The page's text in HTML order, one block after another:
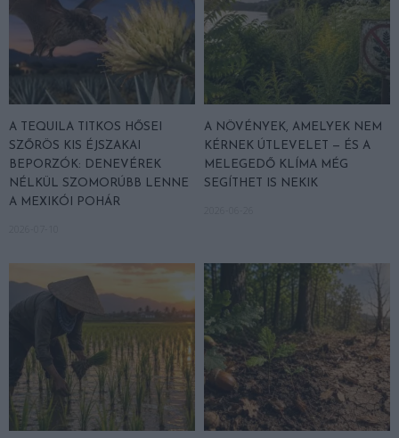
A TEQUILA TITKOS HŐSEI
SZŐRÖS KIS ÉJSZAKAI
BEPORZÓK: DENEVÉREK
NÉLKÜL SZOMORÚBB LENNE
A MEXIKÓI POHÁR
A NÖVÉNYEK, AMELYEK NEM
KÉRNEK ÚTLEVELET — ÉS A
MELEGEDŐ KLÍMA MÉG
SEGÍTHET IS NEKIK